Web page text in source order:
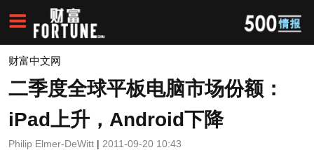
财富中文网
二季度全球平板电脑市场份额：
iPad上升，Android下降
Philip Elmer-DeWitt | 2011-09-20 10:43